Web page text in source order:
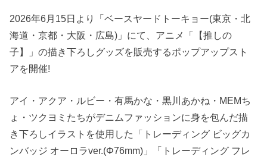
2026年6月15日より「ベースヤードトーキョー(東京・北
海道・京都・大阪・広島)」にて、アニメ「【推しの
子】」の描き下ろしグッズを販売するポップアップスト
アを開催!
アイ・アクア・ルビー・有馬かな・黒川あかね・MEMち
ょ・ツクヨミたちがデニムファッションに身を包んだ描
き下ろしイラストを使用した「トレーディング ビッグカ
ンバッジ オーロラver.(Φ76mm)」「トレーディング フレ